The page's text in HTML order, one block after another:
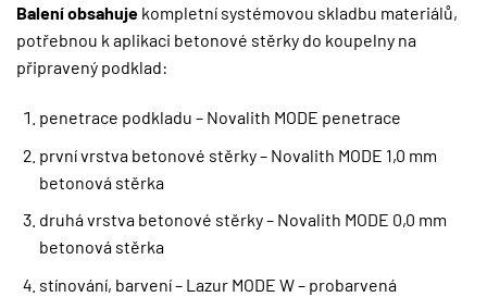
Balení obsahuje kompletní systémovou skladbu materiálů,
potřebnou k aplikaci betonové stěrky do koupelny na
připravený podklad:
penetrace podkladu – Novalith MODE penetrace
první vrstva betonové stěrky – Novalith MODE 1,0 mm
betonová stěrka
druhá vrstva betonové stěrky – Novalith MODE 0,0 mm
betonová stěrka
stínování, barvení – Lazur MODE W – probarvená